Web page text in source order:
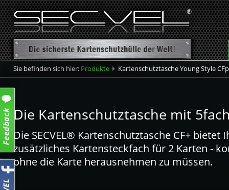
Übersicht
Kartenschutztasche
Kartenschutztasche CF+
Reisepassetui
Sie befinden sich hier: Produkte Kartenschutztasche Young Style
Die Kartenschutztasche mit
Die SECVEL® Kartenschutztasche CF+ bietet
zusätzliches Kartensteckfach für 2 Karten -
ohne die Karte herausnehmen zu müssen.